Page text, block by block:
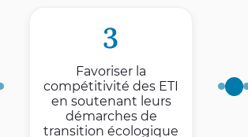
3
Favoriser la
compétitivité des ETI
en soutenant leurs
démarches de
transition écologique